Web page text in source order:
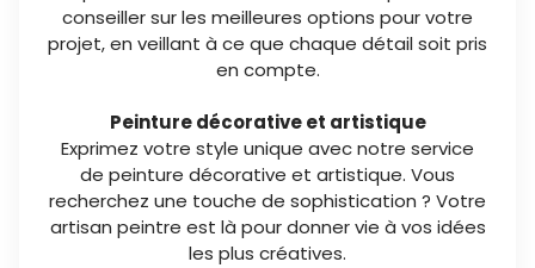
conseiller sur les meilleures options pour votre
projet, en veillant à ce que chaque détail soit pris
en compte.
Peinture décorative et artistique
Exprimez votre style unique avec notre service
de peinture décorative et artistique. Vous
recherchez une touche de sophistication ? Votre
artisan peintre est là pour donner vie à vos idées
les plus créatives.